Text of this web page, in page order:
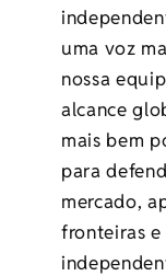
uma voz
nossa
alcance
mais bem
para
mercado,
fronteiras